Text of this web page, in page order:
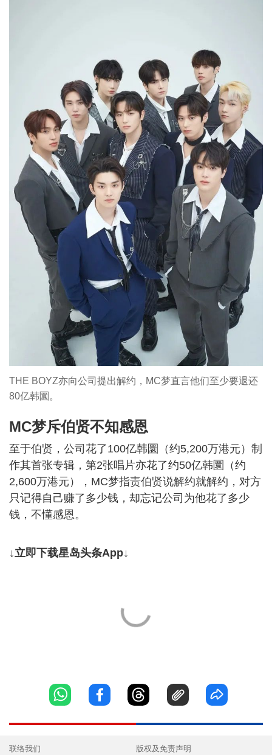
THE BOYZ亦向公司提出解约，MC梦直言他们至少要退还
80亿韩圜。
MC梦斥伯贤不知感恩
至于伯贤，公司花了100亿韩圜（约5,200万港元）制
作其首张专辑，第2张唱片亦花了约50亿韩圜（约
2,600万港元），MC梦指责伯贤说解约就解约，对方
只记得自己赚了多少钱，却忘记公司为他花了多少
钱，不懂感恩。
↓立即下载星岛头条App↓
联络我们 版权及免责声明